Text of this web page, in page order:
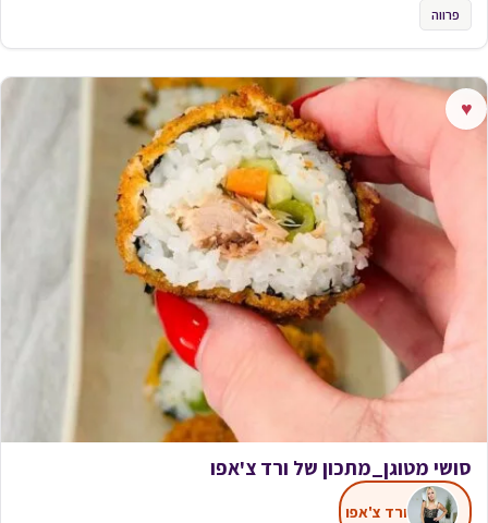
פרווה
♥
סושי מטוגן_מתכון של ורד צ'אפו
ורד צ'אפו